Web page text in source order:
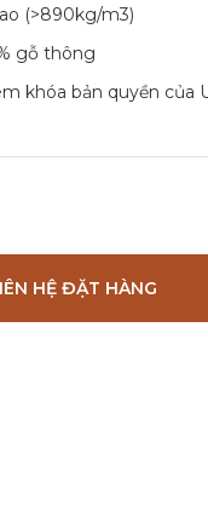
(>890kg/m3)
gỗ thông
khóa bản quyền của
HỆ ĐẶT HÀNG